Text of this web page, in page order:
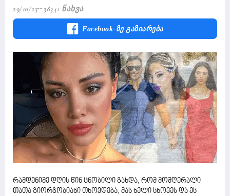
29/10/23 38341 Ნახვა
Facebook-Ზე Გაზიარება
რამდენიმე დღის წინ ცნობილი გახდა, რომ მომღერალი
თათა გიორგობიანი თხოვდება, მას ხელი სხოვეს და ეს